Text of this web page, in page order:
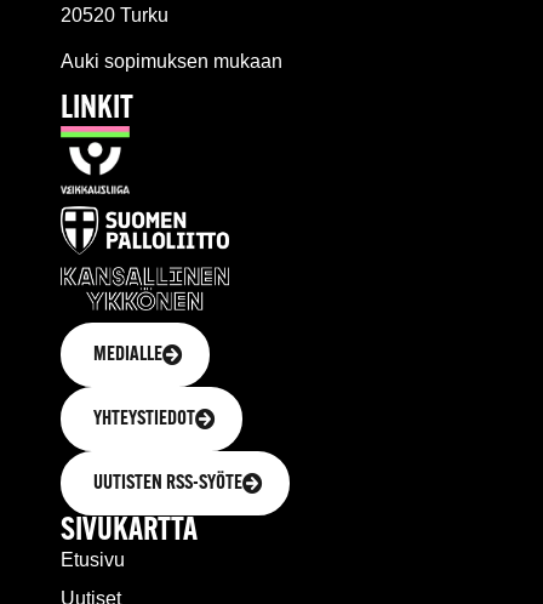
20520 Turku
Auki sopimuksen mukaan
LINKIT
MEDIALLE
YHTEYSTIEDOT
UUTISTEN RSS-SYÖTE
SIVUKARTTA
Etusivu
Uutiset